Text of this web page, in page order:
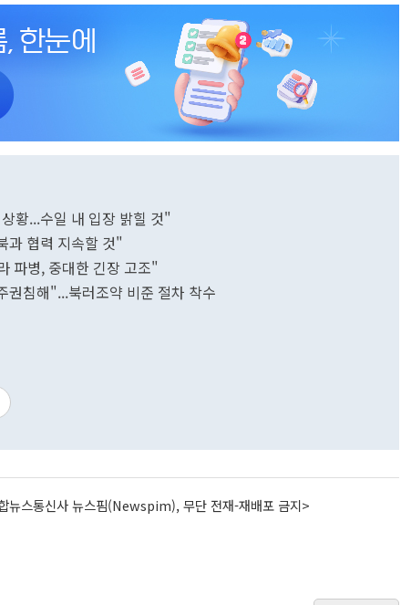
황...수일 내 입장 밝힐 것"
과 협력 지속할 것"
파병, 중대한 긴장 고조"
권침해"...북러조약 비준 절차 착수
뉴스통신사 뉴스핌(Newspim), 무단 전재-재배포 금지>